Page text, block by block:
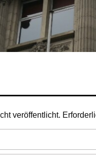
veröffentlicht.